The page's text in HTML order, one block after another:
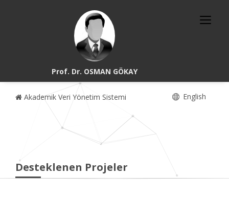
Prof. Dr. OSMAN GÖKAY
Akademik Veri Yönetim Sistemi English
Desteklenen Projeler